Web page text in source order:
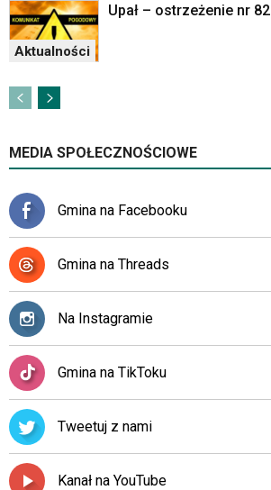
Aktualności
Upał – ostrzeżenie nr 82
MEDIA SPOŁECZNOŚCIOWE
Gmina na Facebooku
Gmina na Threads
Na Instagramie
Gmina na TikToku
Tweetuj z nami
Kanał na YouTube